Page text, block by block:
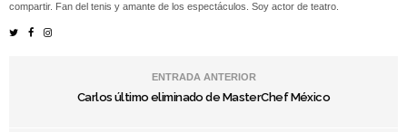
compartir. Fan del tenis y amante de los espectáculos. Soy actor de teatro.
ENTRADA ANTERIOR
Carlos último eliminado de MasterChef México